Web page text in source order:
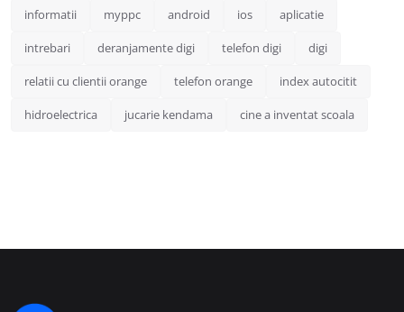
informatii myppc android ios aplicatie
intrebari deranjamente digi telefon digi digi
relatii cu clientii orange telefon orange index autocitit
hidroelectrica jucarie kendama cine a inventat scoala